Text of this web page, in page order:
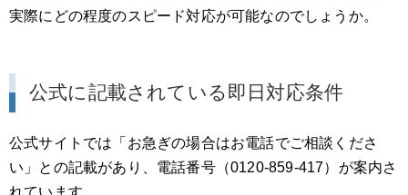
実際にどの程度のスピード対応が可能なのでしょうか。
公式に記載されている即日対応条件
公式サイトでは「お急ぎの場合はお電話でご相談くださ
い」との記載があり、電話番号（0120-859-417）が案内さ
れています。